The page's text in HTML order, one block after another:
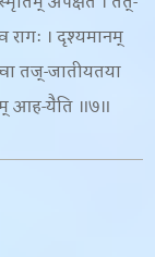
। दृश्यमानम्
तज्-जातीयतया
आह-यैति ॥७॥